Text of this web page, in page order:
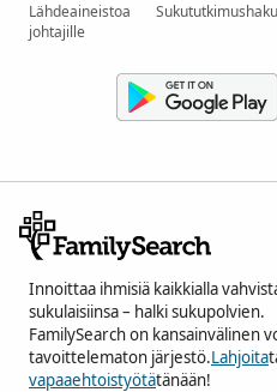
Lähdeaineistoa
johtajille
Sukututkimushaku
Innoittaa ihmisiä kaikkialla
sukulaisiinsa – halki sukupolvien.
FamilySearch on kansainvälinen
tavoittelematon järjestö.Lahjoita
vapaaehtoistyötätänään!